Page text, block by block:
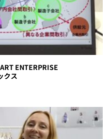
ENTERPRISE
クス